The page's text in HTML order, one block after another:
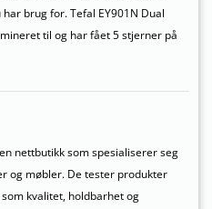
brug for. Tefal EY901N Dual
til og har fået 5 stjerner på
nettbutikk som spesialiserer seg
og møbler. De tester produkter
kvalitet, holdbarhet og